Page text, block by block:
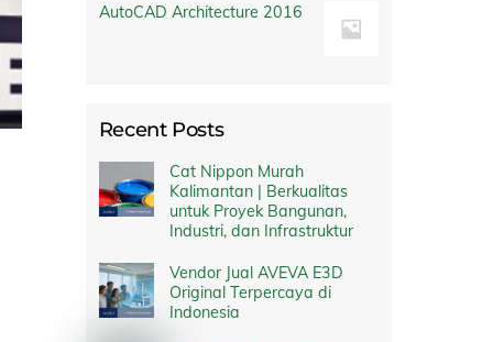
AutoCAD Architecture 2016
Recent Posts
Cat Nippon Murah
Kalimantan | Berkualitas
untuk Proyek Bangunan,
Industri, dan Infrastruktur
Vendor Jual AVEVA E3D
Original Terpercaya di
Indonesia